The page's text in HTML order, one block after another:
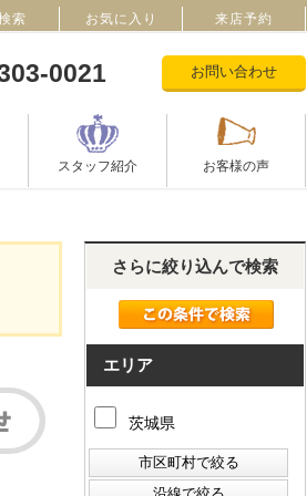
0021 お問い合わせ
スタッフ紹介 お客様の声
さらに絞り込んで検索
エリア
茨城県
索 お気に入り 来店予約